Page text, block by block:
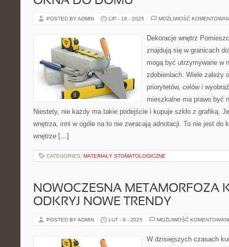
POSTED BY ADMIN LIP - 16 - 2025 MOŻLIWOŚĆ
Dekoracje wnętrz
znajdują się w granicach
mogą być utrzymywane w
zdobieniach. Wiele zależy
priorytetów, celów i
mieszkalne ma prawo być
Niestety, nie każdy ma takie podejście i kupuje szkło z grafiką.
wnętrza, inni w ogóle na to nie zwracają adnotacji. To nie jest do
wnętrze […]
CATEGORIES: MATERIAŁY STOMATOLOGICZNE
NOWOCZESNA METAMORFOZA
ODKRYJ NOWE TRENDY
POSTED BY ADMIN LUT - 9 - 2025 MOŻLIWOŚĆ
W dzisiejszych czasach